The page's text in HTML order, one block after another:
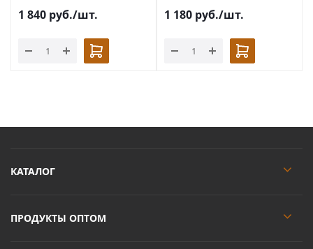
1 840 руб./шт. 1 180 руб./шт.
КАТАЛОГ
ПРОДУКТЫ ОПТОМ